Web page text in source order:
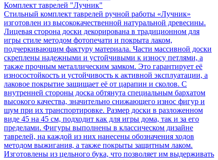
Комплект таврелей "Лучник"
Стильный комплект таврелей ручной работы «Лучник»
изготовлен из высококачественной натуральной древесины.
Лицевая сторона доски декорирована в традиционном для
игры стиле методом фотопечати и покрыта лаком,
подчеркивающим фактуру материала. Части массивной доски
скреплены надежными и устойчивыми к износу петлями, а
также прочным металлическим замком. Это гарантирует её
износостойкость и устойчивость к активной эксплуатации, а
лаковое покрытие защищает её от царапин и сколов. С
внутренней стороны доска обтянута специальным бархатом
высокого качества, значительно снижающего износ фигур и
шум при их транспортировке. Размер доски в разложенном
виде 45 на 45 см, подходит как для игры дома, так и за его
пределами. Фигуры выполнены в классическом дизайне
таврелей, на каждой из них нанесены обозначения ходов
методом выжигания, а также покрыты защитным лаком.
Изготовлены из цельного бука, что позволяет им выдерживать